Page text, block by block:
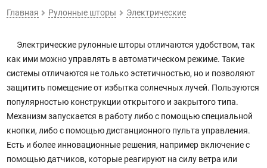
Главная Рулонные шторы Электрические
Электрические рулонные шторы отличаются удобством, так
как ими можно управлять в автоматическом режиме. Такие
системы отличаются не только эстетичностью, но и позволяют
защитить помещение от избытка солнечных лучей. Пользуются
популярностью конструкции открытого и закрытого типа.
Механизм запускается в работу либо с помощью специальной
кнопки, либо с помощью дистанционного пульта управления.
Есть и более инновационные решения, например включение с
помощью датчиков, которые реагируют на силу ветра или